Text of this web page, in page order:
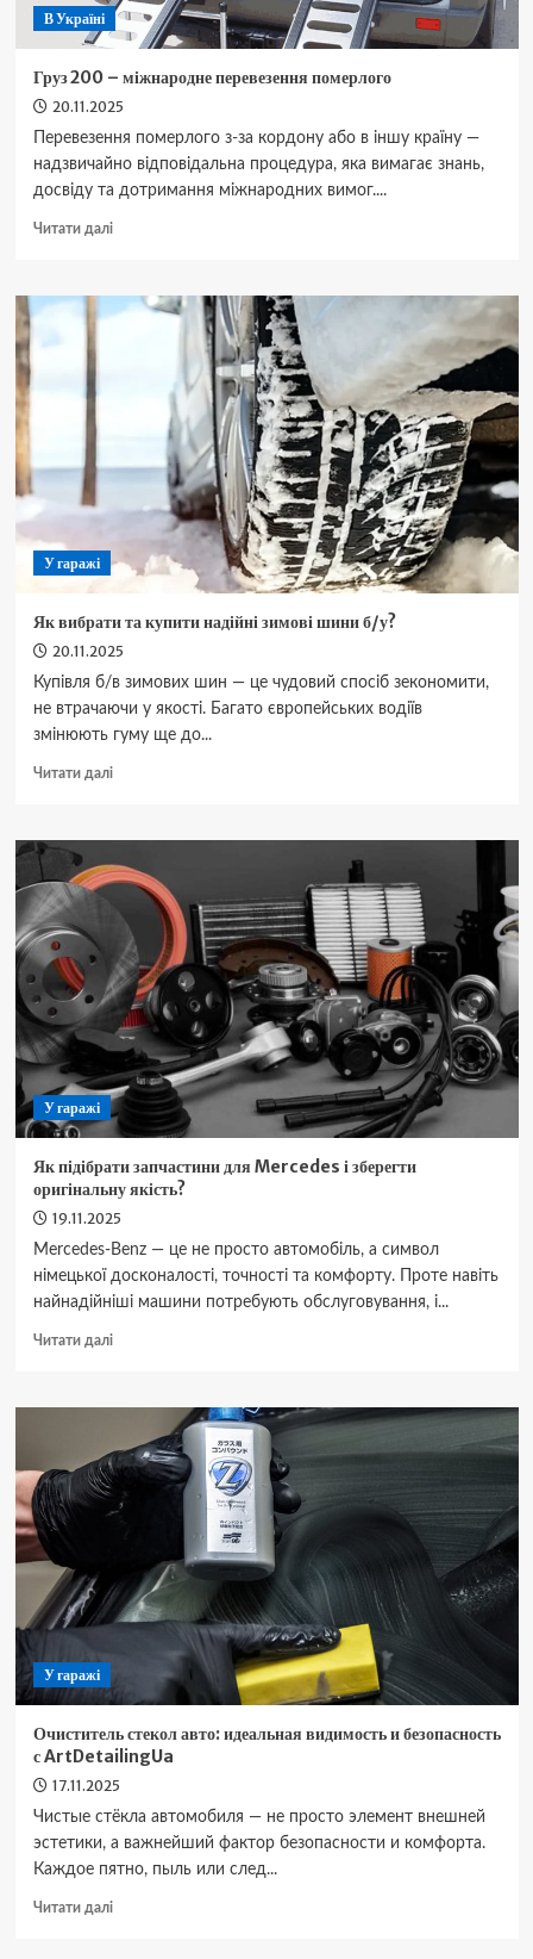
В Україні
Груз 200 – міжнародне перевезення померлого
20.11.2025
Перевезення померлого з-за кордону або в іншу країну —
надзвичайно відповідальна процедура, яка вимагає знань,
досвіду та дотримання міжнародних вимог....
Читати даліДокладніше
–
міжнародне
У гаражі
Як вибрати та купити надійні зимові шини б/у?
20.11.2025
Купівля б/в зимових шин — це чудовий спосіб зекономити,
не втрачаючи у якості. Багато європейських водіїв
змінюють гуму ще до...
Читати даліДокладніше
вибрати
купити
надійні
зимові
шини
б/
у?
У гаражі
Як підібрати запчастини для Mercedes і зберегти
оригінальну якість?
19.11.2025
Mercedes-Benz — це не просто автомобіль, а символ
німецької досконалості, точності та комфорту. Проте навіть
найнадійніші машини потребують обслуговування, і...
Читати даліДокладніше
підібрати
запчастини
для
Mercedes
зберегти
якість?
У гаражі
Очиститель стекол авто: идеальная видимость и безопасность
с ArtDetailingUa
17.11.2025
Чистые стёкла автомобиля — не просто элемент внешней
эстетики, а важнейший фактор безопасности и комфорта.
Каждое пятно, пыль или след...
Читати даліДокладніше